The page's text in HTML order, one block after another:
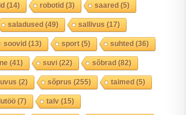
(14) robotid(3) saared(5)
saladused(49) sallivus (17)
soovid(13) sport(5) suhted(36)
(41) suvi(22) sõbrad(82)
(2) sõprus (255) taimed(5)
(7) talv(15)